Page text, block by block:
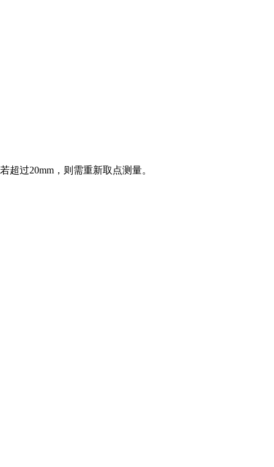
过20mm，则需重新取点测量。